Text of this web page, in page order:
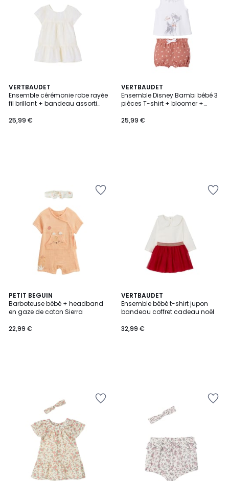
VERTBAUDET
Ensemble cérémonie robe rayée
fil brillant + bandeau assorti
25,99 €
VERTBAUDET
Ensemble Disney Bambi bébé 3
pièces T-shirt + bloomer +
25,99 €
PETIT BEGUIN
Barboteuse bébé + headband
en gaze de coton Sierra
22,99 €
VERTBAUDET
Ensemble bébé t-shirt jupon
bandeau coffret cadeau noël
32,99 €